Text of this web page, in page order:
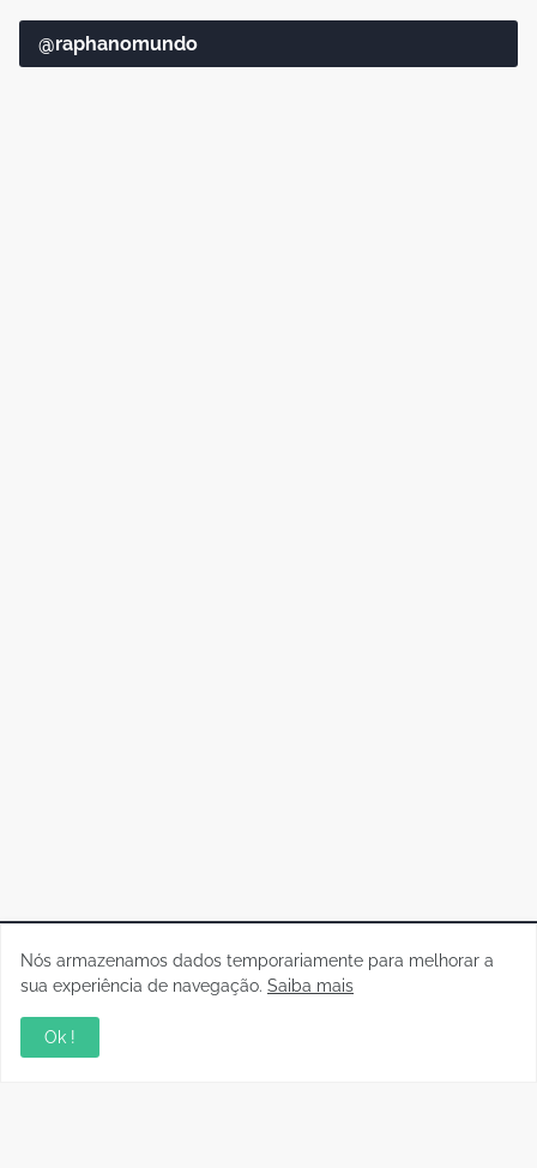
@raphanomundo
Nós armazenamos dados temporariamente para melhorar a
sua experiência de navegação. Saiba mais
Ok !